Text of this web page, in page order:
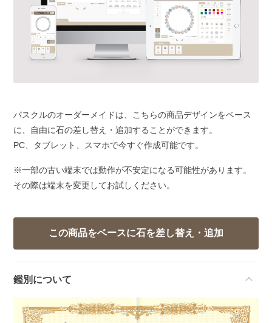
パスクルのオーダーメイドは、こちらの商品デザインをベース
に、自由に石の差し替え・追加することができます。
PC、タブレット、スマホで今すぐ作成可能です。
※一部の古い端末では動作が不安定になる可能性があります。
その際は端末を変更してお試しください。
鑑別について